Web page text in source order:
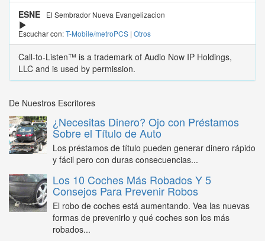
ESNE
El Sembrador Nueva Evangelizacion
Escuchar con:T-Mobile/metroPCS | Otros
Call-to-Listen™ is a trademark of Audio Now IP Holdings,
LLC and is used by permission.
De Nuestros Escritores
¿Necesitas Dinero? Ojo con Préstamos
Sobre el Título de Auto
Los préstamos de título pueden generar dinero rápido
y fácil pero con duras consecuencias...
Los 10 Coches Más Robados Y 5
Consejos Para Prevenir Robos
El robo de coches está aumentando. Vea las nuevas
formas de prevenirlo y qué coches son los más
robados...